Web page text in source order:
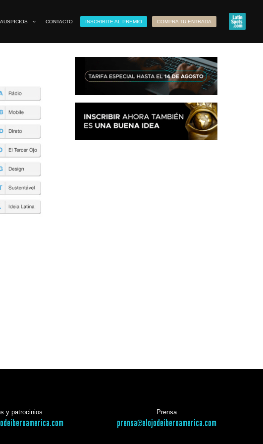
AUSPICIOS CONTACTO INSCRIBITE AL PREMIO COMPRA TU ENTRADA
y patrocinios Prensa
prensa@elojodeiberoamerica.com